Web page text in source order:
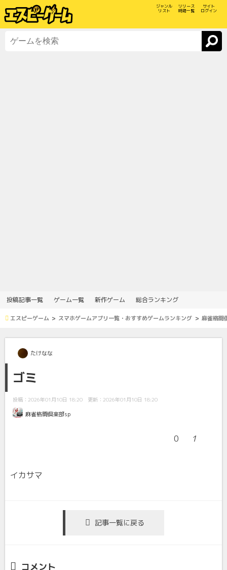
ジャンル
リスト
リリース
時期一覧
サイト
ログイン
投稿記事一覧 ゲーム一覧 新作ゲーム 総合ランキング
エスピーゲーム スマホゲームアプリ一覧・おすすめゲームランキング 麻雀格闘
たけなな
ゴミ
投稿：2026年01月10日 18:20 更新：2026年01月10日 18:20
麻雀格闘倶楽部sp
0 1
イカサマ
記事一覧に戻る
コメント